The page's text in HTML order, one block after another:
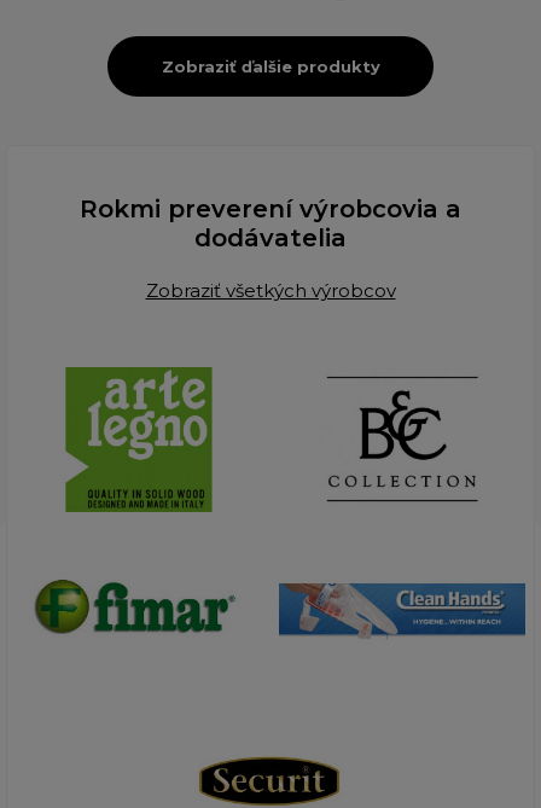
Zobraziť ďalšie produkty
Rokmi preverení výrobcovia a
dodávatelia
Zobraziť všetkých výrobcov